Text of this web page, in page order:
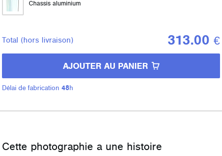
Chassis aluminium
Total (hors livraison) 313.00 €
AJOUTER AU PANIER
Délai de fabrication48 h
Cette photographie a une histoire